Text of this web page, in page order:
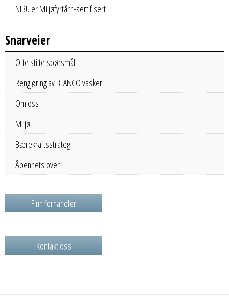
NIBU er Miljøfyrtårn-sertifisert
Snarveier
Ofte stilte spørsmål
Rengjøring av BLANCO vasker
Om oss
Miljø
Bærekraftsstrategi
Åpenhetsloven
Finn forhandler
Kontakt oss